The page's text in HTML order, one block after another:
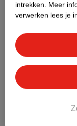
Bestel &
Bekijk ook
Garnier
intrekken. Meer
verwerken lees je